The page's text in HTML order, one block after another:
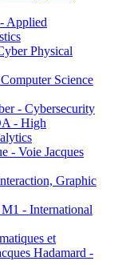
Applied
Physical
Science
- Cybersecurity
- High
- Voie Jacques
Graphic
- International
et
Hadamard -